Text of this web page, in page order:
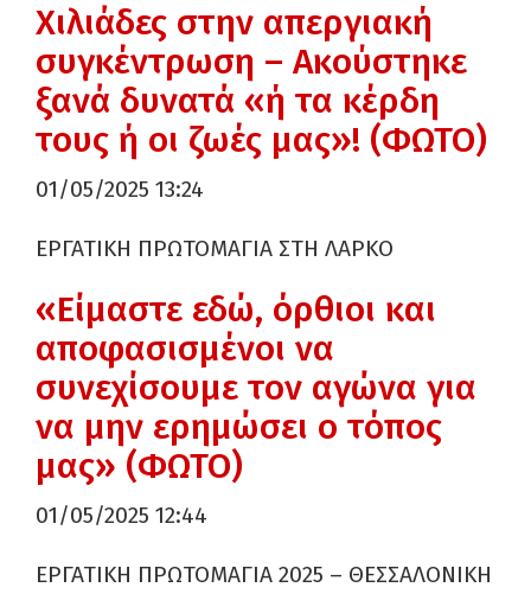
Χιλιάδες στην απεργιακή
συγκέντρωση – Ακούστηκε
ξανά δυνατά «ή τα κέρδη
τους ή οι ζωές μας»! (ΦΩΤΟ)
01/05/2025 13:24
ΕΡΓΑΤΙΚΗ ΠΡΩΤΟΜΑΓΙΑ ΣΤΗ ΛΑΡΚΟ
«Είμαστε εδώ, όρθιοι και
αποφασισμένοι να
συνεχίσουμε τον αγώνα για
να μην ερημώσει ο τόπος
μας» (ΦΩΤΟ)
01/05/2025 12:44
ΕΡΓΑΤΙΚΗ ΠΡΩΤΟΜΑΓΙΑ 2025 – ΘΕΣΣΑΛΟΝΙΚΗ